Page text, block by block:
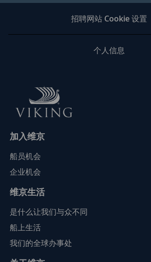
招聘网站 Cookie 设置
个人信息
加入维京
船员机会
企业机会
维京生活
是什么让我们与众不同
船上生活
我们的全球办事处